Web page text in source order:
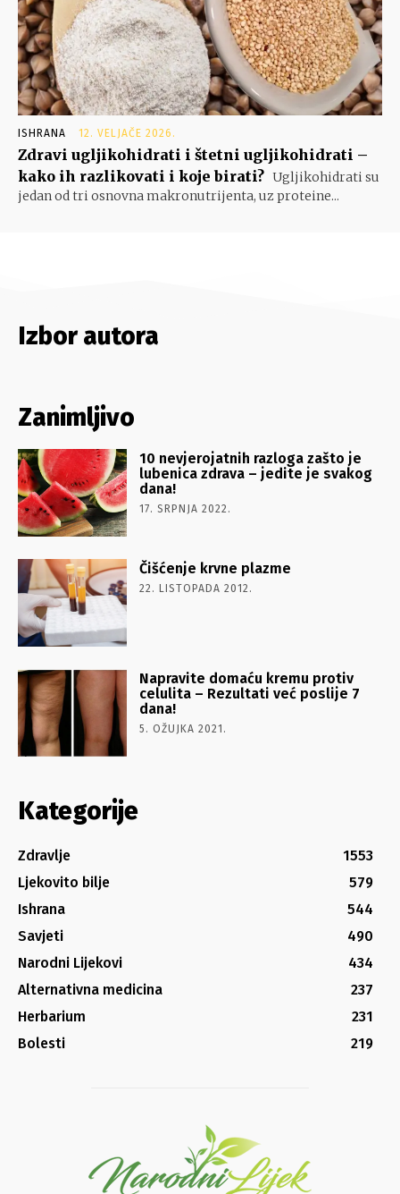
ISHRANA 12. VELJAČE 2026.
Zdravi ugljikohidrati i štetni ugljikohidrati –
kako ih razlikovati i koje birati? Ugljikohidrati su
jedan od tri osnovna makronutrijenta, uz proteine...
Izbor autora
Zanimljivo
10 nevjerojatnih razloga zašto je
lubenica zdrava – jedite je svakog
dana!
17. SRPNJA 2022.
Čišćenje krvne plazme
22. LISTOPADA 2012.
Napravite domaću kremu protiv
celulita – Rezultati već poslije 7
dana!
5. OŽUJKA 2021.
Kategorije
Zdravlje
1553
Ljekovito bilje
579
Ishrana
544
Savjeti
490
Narodni Lijekovi
434
Alternativna medicina
237
Herbarium
231
Bolesti
219